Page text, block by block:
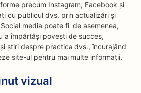
precum Instagram, Facebook și
cu publicul dvs. prin actualizări și
media poate fi, de asemenea,
a împărtăși povești de succes,
știri despre practica dvs., încurajând
site-ul pentru mai multe informații.
vizual